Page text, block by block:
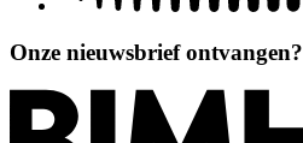
Onze nieuwsbrief ontvangen?